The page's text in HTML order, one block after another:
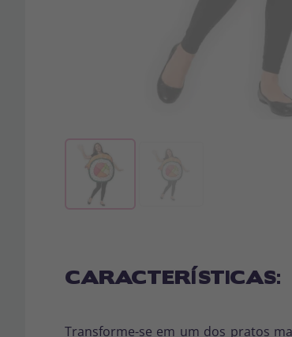
CARACTERÍSTICAS:
Transforme-se em um dos pratos